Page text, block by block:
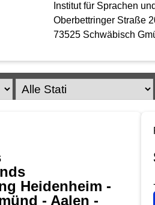
Institut für Sprachen
Oberbettringer Straße
73525 Schwäbisch
Heidenheim -
- Aalen -